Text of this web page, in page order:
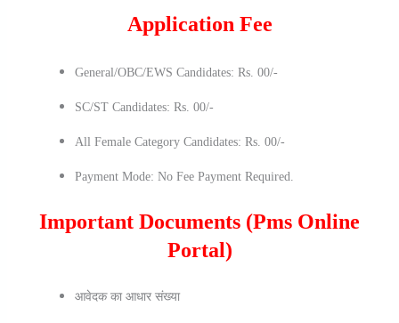
Application Fee
General/OBC/EWS Candidates: Rs. 00/-
SC/ST Candidates: Rs. 00/-
All Female Category Candidates: Rs. 00/-
Payment Mode: No Fee Payment Required.
Important Documents (pms Online
Portal)
आवेदक का आधार संख्या